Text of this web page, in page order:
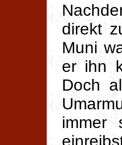
direkt
Muni
er ihn
Doch
immer